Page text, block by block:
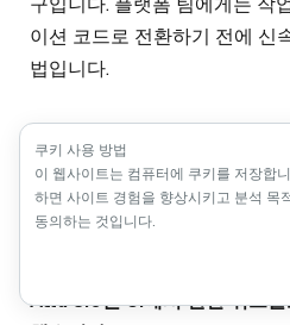
이션 코드로 전환하기 전에 신
법입니다.
데이터베이스
연계된 RBAC
Attu 3.0은 UI에서 권한 워크
쿠키 사용 방법
이 웹사이트는 컴퓨터에 쿠키를 저장합
하면 사이트 경험을 향상시키고 분석 목
동의하는 것입니다.